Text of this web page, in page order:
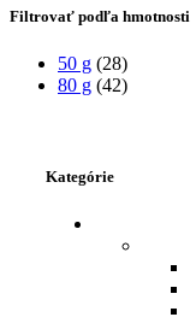
Filtrovať podľa hmotnosti
50 g (28)
80 g (42)
Kategórie